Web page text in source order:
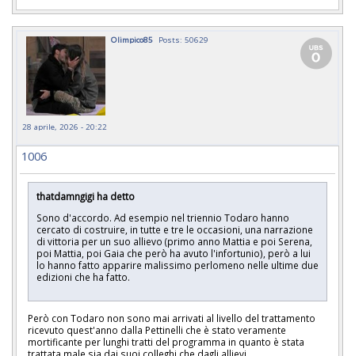
Olimpico85 Posts: 50629
28 aprile, 2026 - 20:22
1006
thatdamngigi ha detto
Sono d'accordo. Ad esempio nel triennio Todaro hanno
cercato di costruire, in tutte e tre le occasioni, una narrazione
di vittoria per un suo allievo (primo anno Mattia e poi Serena,
poi Mattia, poi Gaia che però ha avuto l'infortunio), però a lui
lo hanno fatto apparire malissimo perlomeno nelle ultime due
edizioni che ha fatto.
Però con Todaro non sono mai arrivati al livello del trattamento
ricevuto quest'anno dalla Pettinelli che è stato veramente
mortificante per lunghi tratti del programma in quanto è stata